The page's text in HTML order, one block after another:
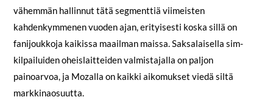
vähemmän hallinnut tätä segmenttiä viimeisten
kahdenkymmenen vuoden ajan, erityisesti koska sillä on
fanijoukkoja kaikissa maailman maissa. Saksalaisella sim-
kilpailuiden oheislaitteiden valmistajalla on paljon
painoarvoa, ja Mozalla on kaikki aikomukset viedä siltä
markkinaosuutta.